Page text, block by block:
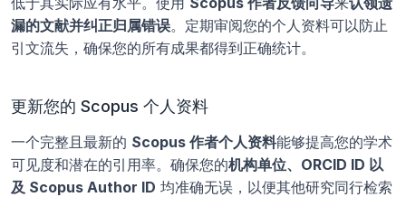
漏的文献并纠正归属错误。定期审阅您的个人资料可以防止
引文流失，确保您的所有成果都得到正确统计。
更新您的 Scopus 个人资料
一个完整且最新的 Scopus 作者个人资料能够提高您的学术
可见度和潜在的引用率。确保您的机构单位、ORCID ID 以
及 Scopus Author ID 均准确无误，以便其他研究同行检索